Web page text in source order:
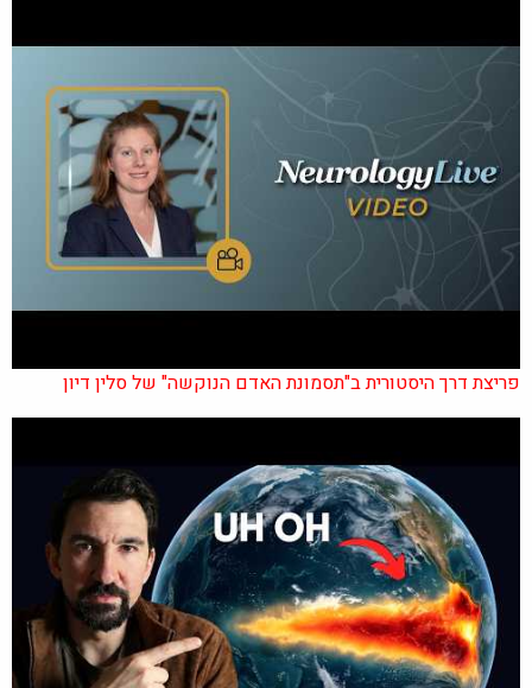
פריצת דרך היסטורית ב"תסמונת האדם הנוקשה" של סלין דיון